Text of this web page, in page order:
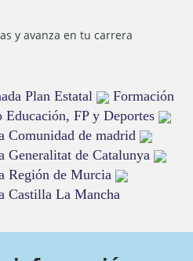
y avanza en tu carrera
Plan Estatal
Formación
FP y Deportes
Comunidad de madrid
Generalitat de Catalunya
Región de Murcia
Castilla La Mancha